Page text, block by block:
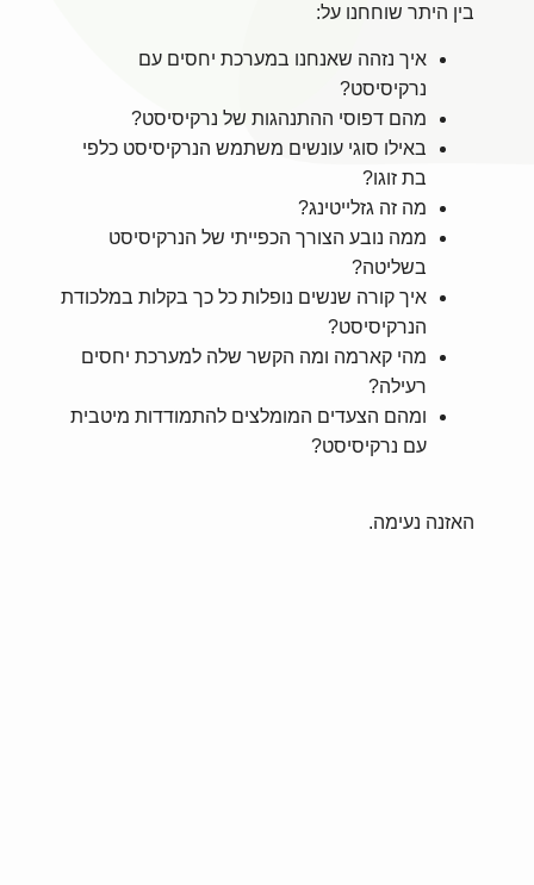
בין היתר שוחחנו על:
איך נזהה שאנחנו במערכת יחסים עם
נרקיסיסט?
מהם דפוסי ההתנהגות של נרקיסיסט?
באילו סוגי עונשים משתמש הנרקיסיסט כלפי
בת זוגו?
מה זה גזלייטינג?
ממה נובע הצורך הכפייתי של הנרקיסיסט
בשליטה?
איך קורה שנשים נופלות כל כך בקלות במלכודת
הנרקיסיסט?
מהי קארמה ומה הקשר שלה למערכת יחסים
רעילה?
ומהם הצעדים המומלצים להתמודדות מיטבית
עם נרקיסיסט?
האזנה נעימה.